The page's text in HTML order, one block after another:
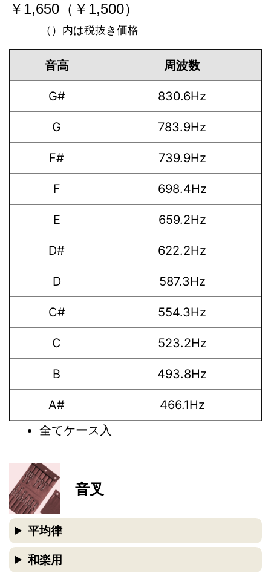
￥1,650（￥1,500）
（）内は税抜き価格
音高 周波数
G# 830.6Hz
G 783.9Hz
F# 739.9Hz
F 698.4Hz
E 659.2Hz
D# 622.2Hz
D 587.3Hz
C# 554.3Hz
C 523.2Hz
B 493.8Hz
A# 466.1Hz
全てケース入
音叉
平均律
和楽用